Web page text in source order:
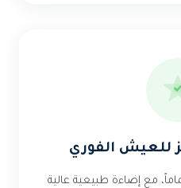
للعيش الفوري
مع إضاءة طبيعية عالية